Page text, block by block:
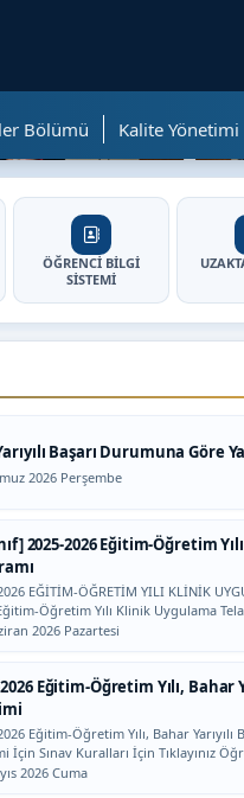
Bölümü Kalite Yönetimi
ÖĞRENCİ BİLGİ
SİSTEMİ
Başarı Durumuna Göre
2026 Perşembe
2025-2026 Eğitim-Öğretim
EĞİTİM-ÖĞRETİM YILI KLİNİK
Öğretim Yılı Klinik Uygulama
2026 Pazartesi
Eğitim-Öğretim Yılı, Bahar
Eğitim-Öğretim Yılı, Bahar Yarıyılı
İçin Sınav Kuralları İçin Tıklayınız
2026 Cuma